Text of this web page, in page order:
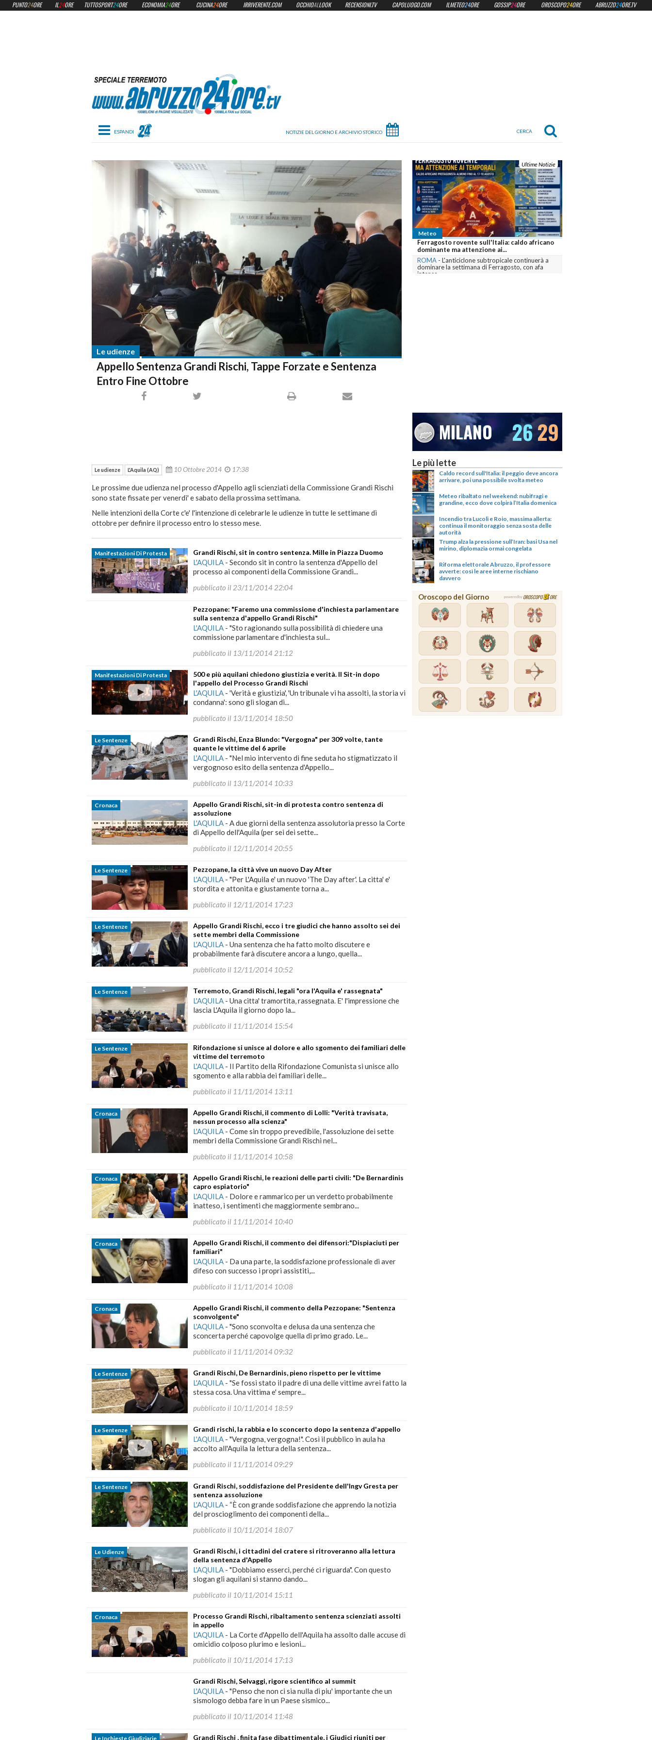
Toggle navigation
Le udienze
Appello Sentenza Grandi Rischi, Tappe Forzate e Sentenza
Entro Fine Ottobre
Ultime Notizie
Meteo
Caldo africano senza tregua: Ferragosto
bollente e cresce l'allarme siccità anche...
ROMA - L'anticiclone africano continuerà a
dominare l'Italia almeno fino alla seconda metà di
agosto,...
VENEZIA 2527
Le udienze L'Aquila (AQ) 10 Ottobre 2014 17:38
Le prossime due udienza nel processo d'Appello agli scienziati della Commissione Grandi Rischi
sono state fissate per venerdi' e sabato della prossima settimana.
Nelle intenzioni della Corte c'e' l'intenzione di celebrarle le udienze in tutte le settimane di
ottobre per definire il processo entro lo stesso mese.
Manifestazioni Di Protesta Grandi Rischi, sit in contro sentenza. Mille in Piazza Duomo
L'AQUILA - Secondo sit in contro la sentenza d'Appello del
processo ai componenti della Commissione Grandi...
pubblicato il 23/11/2014 22:04
Pezzopane: "Faremo una commissione d'inchiesta parlamentare
sulla sentenza d'appello Grandi Rischi"
L'AQUILA - "Sto ragionando sulla possibilità di chiedere una
commissione parlamentare d'inchiesta sul...
pubblicato il 13/11/2014 21:12
Manifestazioni Di Protesta
500 e più aquilani chiedono giustizia e verità. Il Sit-in dopo
l'appello del Processo Grandi Rischi
L'AQUILA - 'Verità e giustizia', 'Un tribunale vi ha assolti, la storia vi
condanna': sono gli slogan di...
pubblicato il 13/11/2014 18:50
Le Sentenze
Grandi Rischi, Enza Blundo: "Vergogna" per 309 volte, tante
quante le vittime del 6 aprile
L'AQUILA - "Nel mio intervento di fine seduta ho stigmatizzato il
vergognoso esito della sentenza d'Appello...
pubblicato il 13/11/2014 10:33
Cronaca
Appello Grandi Rischi, sit-in di protesta contro sentenza di
assoluzione
L'AQUILA - A due giorni della sentenza assolutoria presso la Corte
di Appello dell'Aquila (per sei dei sette...
pubblicato il 12/11/2014 20:55
Le Sentenze Pezzopane, la città vive un nuovo Day After
L'AQUILA - "Per L'Aquila e' un nuovo 'The Day after'. La citta' e'
stordita e attonita e giustamente torna a...
pubblicato il 12/11/2014 17:23
Le Sentenze
Appello Grandi Rischi, ecco i tre giudici che hanno assolto sei dei
sette membri della Commissione
L'AQUILA - Una sentenza che ha fatto molto discutere e
probabilmente farà discutere ancora a lungo, quella...
pubblicato il 12/11/2014 10:52
Le Sentenze Terremoto, Grandi Rischi, legali "ora l'Aquila e' rassegnata"
L'AQUILA - Una citta' tramortita, rassegnata. E' l'impressione che
lascia L'Aquila il giorno dopo la...
pubblicato il 11/11/2014 15:54
Le Sentenze
Rifondazione si unisce al dolore e allo sgomento dei familiari delle
vittime del terremoto
L'AQUILA - Il Partito della Rifondazione Comunista si unisce allo
sgomento e alla rabbia dei familiari delle...
pubblicato il 11/11/2014 13:11
Cronaca
Appello Grandi Rischi, il commento di Lolli: "Verità travisata,
nessun processo alla scienza"
L'AQUILA - Come sin troppo prevedibile, l'assoluzione dei sette
membri della Commissione Grandi Rischi nel...
pubblicato il 11/11/2014 10:58
Cronaca
Appello Grandi Rischi, le reazioni delle parti civili: "De Bernardinis
capro espiatorio"
L'AQUILA - Dolore e rammarico per un verdetto probabilmente
inatteso, i sentimenti che maggiormente sembrano...
pubblicato il 11/11/2014 10:40
Cronaca
Appello Grandi Rischi, il commento dei difensori:"Dispiaciuti per
familiari"
L'AQUILA - Da una parte, la soddisfazione professionale di aver
difeso con successo i propri assistiti,...
pubblicato il 11/11/2014 10:08
Cronaca
Appello Grandi Rischi, il commento della Pezzopane: "Sentenza
sconvolgente"
L'AQUILA - "Sono sconvolta e delusa da una sentenza che
sconcerta perché capovolge quella di primo grado. Le...
pubblicato il 11/11/2014 09:32
Le Sentenze Grandi Rischi, De Bernardinis, pieno rispetto per le vittime
L'AQUILA - "Se fossi stato il padre di una delle vittime avrei fatto la
stessa cosa. Una vittima e' sempre...
pubblicato il 10/11/2014 18:59
Le Sentenze Grandi rischi, la rabbia e lo sconcerto dopo la sentenza d'appello
L'AQUILA - "Vergogna, vergogna!". Così il pubblico in aula ha
accolto all'Aquila la lettura della sentenza...
pubblicato il 11/11/2014 09:29
Le Sentenze
Grandi Rischi, soddisfazione del Presidente dell'Ingv Gresta per
sentenza assoluzione
L'AQUILA - “È con grande soddisfazione che apprendo la notizia
del proscioglimento dei componenti della...
pubblicato il 10/11/2014 18:07
Le Udienze
Grandi Rischi, i cittadini del cratere si ritroveranno alla lettura
della sentenza d'Appello
L'AQUILA - "Dobbiamo esserci, perché ci riguarda". Con questo
slogan gli aquilani si stanno dando...
pubblicato il 10/11/2014 15:11
Cronaca
Processo Grandi Rischi, ribaltamento sentenza scienziati assolti
in appello
L'AQUILA - La Corte d'Appello dell'Aquila ha assolto dalle accuse di
omicidio colposo plurimo e lesioni...
pubblicato il 10/11/2014 17:13
Grandi Rischi, Selvaggi, rigore scientifico al summit
L'AQUILA - "Penso che non ci sia nulla di piu' importante che un
sismologo debba fare in un Paese sismico...
pubblicato il 10/11/2014 11:48
Le Inchieste Giudiziarie Grandi Rischi , finita fase dibattimentale, i Giudici riuniti per
Le più lette
Caldo record sull'Italia: il peggio deve ancora
arrivare, poi una possibile svolta meteo
Meteo ribaltato nel weekend: nubifragi e
grandine, ecco dove colpirà l’Italia domenica
Incendio tra Lucoli e Roio, massima allerta:
continua il monitoraggio senza sosta delle
autorità
Trump alza la pressione sull’Iran: basi Usa nel
mirino, diplomazia ormai congelata
Riforma elettorale Abruzzo, il professore
avverte: così le aree interne rischiano
davvero
Oroscopo del Giorno powered by OROSCOPO ORE
PUNTO24ORE IL24ORE TUTTOSPORT24ORE ECONOMIA24ORE CUCINA24ORE IRRIVERENTE.COM OCCHIOALLOOK RECENSIONI.TV CAPOLUOGO.COM ILMETEO24ORE GOSSIP24ORE OROSCOPO24ORE ABRUZZO24ORE.TV